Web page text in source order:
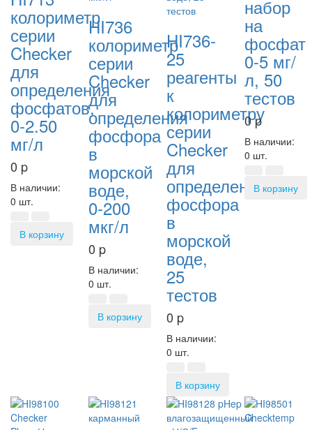
колориметр
серии
Checker
для
определения
фосфатов,
0-2.50
мг/л
0 p
В наличии:
0 шт.
В корзину
HI736
колориметр
серии
Checker
для
определения
фосфора
в
морской
воде,
0-200
мкг/л
0 p
В наличии:
0 шт.
В корзину
HI736-
25
реагенты
к
колориметру
серии
Checker
для
определения
фосфора
в
морской
воде,
25
тестов
0 p
В наличии:
0 шт.
В корзину
набор
на
фосфат
0-5 мг/
л, 50
тестов
0p
В наличии:
0 шт.
В корзину